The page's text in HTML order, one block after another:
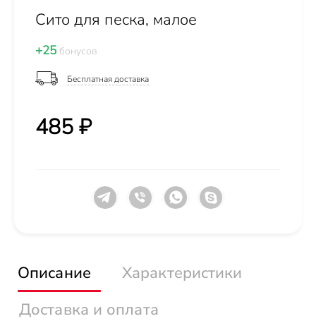
Сито для песка, малое
+25 бонусов
Бесплатная доставка
485 ₽
Описание
Характеристики
Доставка и оплата